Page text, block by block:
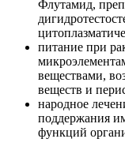
Флутамид,
питание при
веществами,
веществ и
народное
поддержания
функций